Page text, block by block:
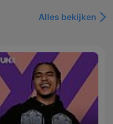
Alles bekijken